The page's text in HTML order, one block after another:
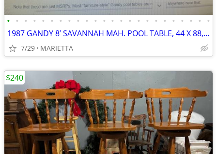
• • • • • • • • • • • • • • • • • • • • • • • •
1987 GANDY 8’ SAVANNAH MAH. POOL TABLE, 44 X 88, 3 SLATES, ACC. PKG
7/29 MARIETTA
$240